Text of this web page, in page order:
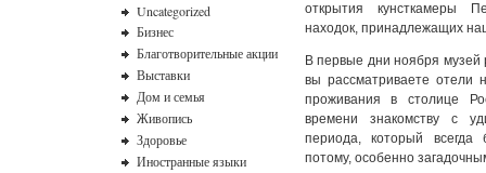
Uncategorized
Бизнес
Благотворительные акции
Выставки
Дом и семья
Живопись
Здоровье
Иностранные языки
открытия кунсткамеры
находок, принадлежащих
В первые дни ноября музей
вы рассматриваете отели
проживания в столице
времени знакомству с
периода, который всегда
потому, особенно